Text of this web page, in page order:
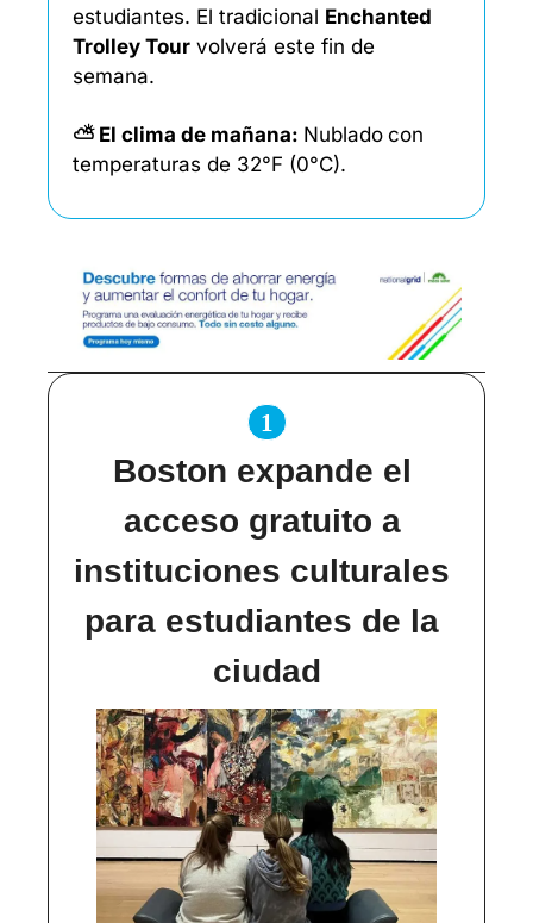
estudiantes. El tradicional Enchanted
Trolley Tour volverá este fin de
semana.
⛅ El clima de mañana: Nublado con
temperaturas de 32°F (0°C).
1
Boston expande el
acceso gratuito a
instituciones culturales
para estudiantes de la
ciudad